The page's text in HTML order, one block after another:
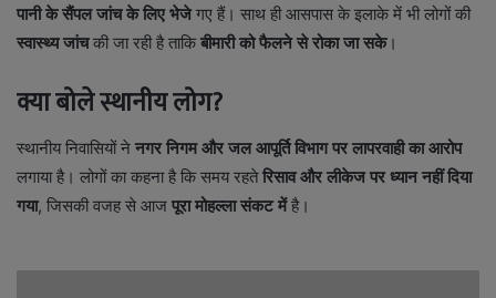
पानी के सैंपल जांच के लिए भेजेगए हैं। साथ ही आसपास के इलाके में भी लोगों की
स्वास्थ्य जांचकी जा रही है ताकिबीमारी को फैलने से रोका जा सके।
क्या बोले स्थानीय लोग?
स्थानीय निवासियों ने नगर निगम और जल आपूर्ति विभाग पर लापरवाही का आरोप
लगाया है। लोगों का कहना है कि समय रहतेरिसाव और लीकेज पर ध्यान नहीं दिया
गया, जिसकी वजह से आज पूरा मोहल्ला संकट मेंहै।